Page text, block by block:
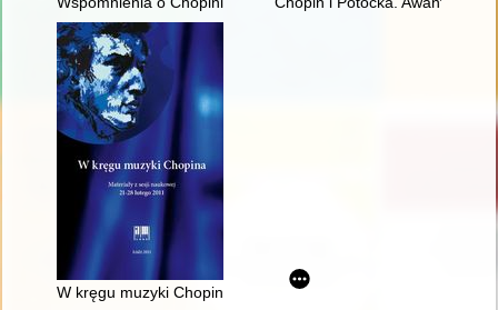
W kręgu muzyki Chopina. Materiały z sesji naukowej 21-28